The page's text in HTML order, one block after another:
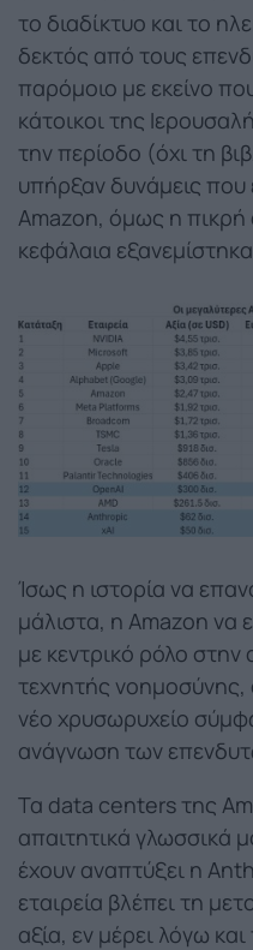
το διαδίκτυο και το
δεκτός από τους
παρόμοιο με εκείνο
κάτοικοι της
την περίοδο (όχι τη
υπήρξαν δυνάμεις
Amazon, όμως η πικρή
κεφάλαια
Ίσως η ιστορία να
μάλιστα, η Amazon να
με κεντρικό ρόλο
τεχνητής νοημοσύνης,
νέο χρυσωρυχείο
ανάγνωση των
Τα data centers της
απαιτητικά γλωσσικά
έχουν αναπτύξει η
εταιρεία βλέπει τη
αξία, εν μέρει λόγω